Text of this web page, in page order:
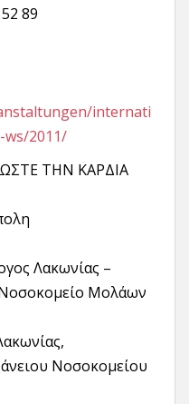
89
internati
2011/
ΤΗΝ ΚΑΡΔΙΑ
Λακωνίας –
Νοσοκομείο Μολάων
Νοσοκομείου